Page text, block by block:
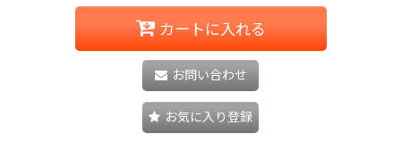
カートに入れる
お問い合わせ
お気に入り登録